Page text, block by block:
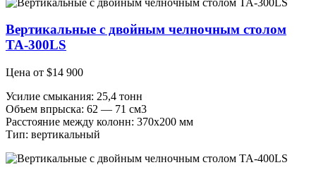
Вертикальные с двойным челночным столом
ТА-300LS
Цена от $14 900
Усилие смыкания: 25,4 тонн
Объем впрыска: 62 — 71 см3
Расстояние между колонн: 370х200 мм
Тип: вертикальный